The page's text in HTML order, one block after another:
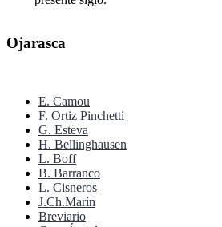
Ojarasca
E. Camou
F. Ortiz Pinchetti
G. Esteva
H. Bellinghausen
L. Boff
B. Barranco
L. Cisneros
J.Ch.Marín
Breviario